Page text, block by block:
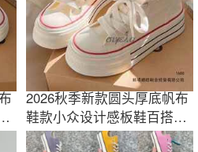
2026秋季新款圆头厚底帆布
鞋款小众设计感板鞋百搭休
闲运动小白鞋